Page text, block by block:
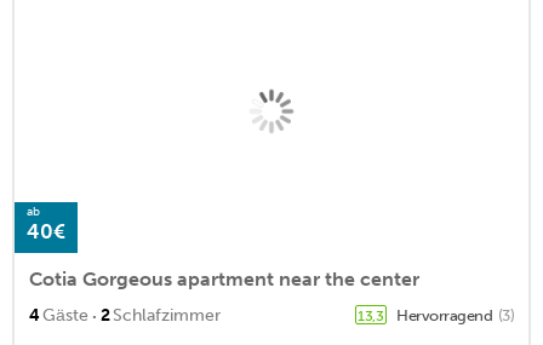
ab
40€
Cotia Gorgeous apartment near the center
4Gäste · 2Schlafzimmer 13,3 Hervorragend (3)